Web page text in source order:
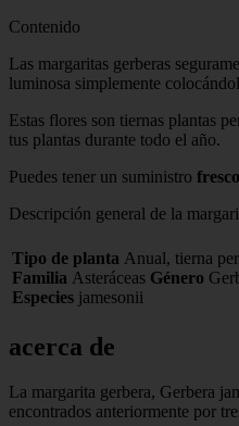
Contenido
Las margaritas gerberas
luminosa simplemente
Estas flores son tiernas plantas
tus plantas durante todo el año.
Puedes tener un suministro fresco
Descripción general de la
Tipo de planta Anual, tierna
Familia Asteráceas Género
Especies jamesonii
acerca de
La margarita gerbera, Gerbera
encontrados anteriormente por